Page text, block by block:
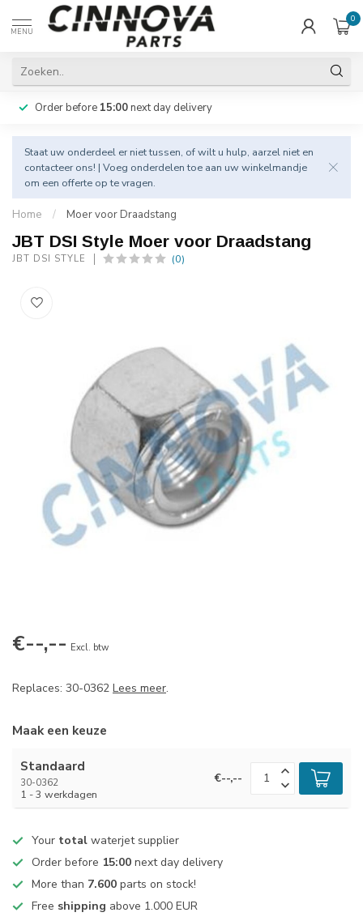
MENU
0
Order before 15:00next day delivery
Staat uw onderdeel er niet tussen, of wilt u hulp, aarzel niet en
contacteer ons! | Voeg onderdelen toe aan uw winkelmandje
om een offerte op te vragen.
Home / Moer voor Draadstang
JBT DSI Style Moer voor Draadstang
JBT DSI STYLE (0)
€--,-- Excl. btw
Replaces: 30-0362 Lees meer.
Maak een keuze
Standaard
30-0362
1 - 3 werkdagen
€--,--
Your total waterjet supplier
Order before 15:00 next day delivery
More than 7.600 parts on stock!
Free shipping above 1.000 EUR